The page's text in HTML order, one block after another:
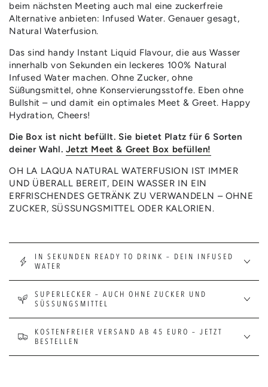
beim nächsten Meeting auch mal eine zuckerfreie
Alternative anbieten: Infused Water. Genauer gesagt,
Natural Waterfusion.
Das sind handy Instant Liquid Flavour, die aus Wasser
innerhalb von Sekunden ein leckeres 100% Natural
Infused Water machen. Ohne Zucker, ohne
Süßungsmittel, ohne Konservierungsstoffe. Eben ohne
Bullshit – und damit ein optimales Meet & Greet. Happy
Hydration, Cheers!
Die Box ist nicht befüllt. Sie bietet Platz für 6 Sorten
deiner Wahl. Jetzt Meet & Greet Box befüllen!
OH LA LAQUA NATURAL WATERFUSION IST IMMER
UND ÜBERALL BEREIT, DEIN WASSER IN EIN
ERFRISCHENDES GETRÄNK ZU VERWANDELN – OHNE
ZUCKER, SÜSSUNGSMITTEL ODER KALORIEN.
IN SEKUNDEN READY TO DRINK – DEIN INFUSED
WATER
SUPERLECKER – AUCH OHNE ZUCKER UND
SÜSSUNGSMITTEL
KOSTENFREIER VERSAND AB 45 EURO – JETZT
BESTELLEN